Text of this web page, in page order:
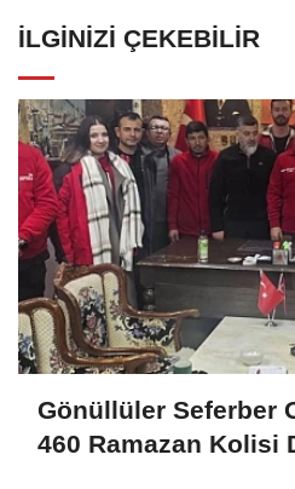
İLGINIZI ÇEKEBILIR
Gönüllüler Seferber
460 Ramazan Kolisi